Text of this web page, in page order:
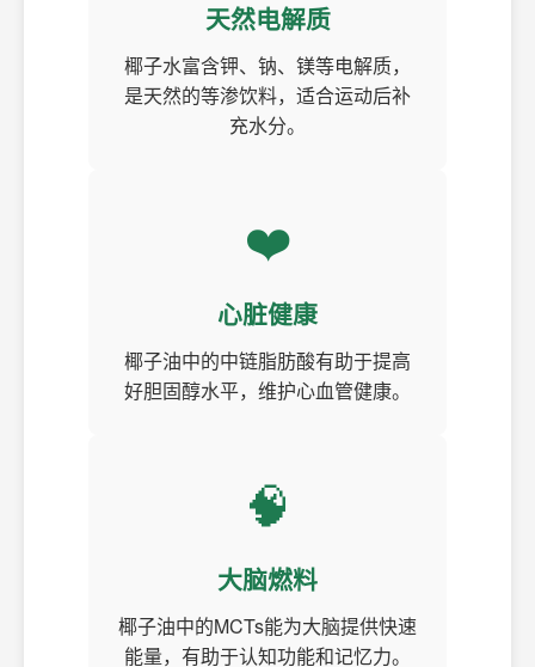
天然电解质
椰子水富含钾、钠、镁等电解质，
是天然的等渗饮料，适合运动后补
充水分。
❤️
心脏健康
椰子油中的中链脂肪酸有助于提高
好胆固醇水平，维护心血管健康。
🧠
大脑燃料
椰子油中的MCTs能为大脑提供快速
能量，有助于认知功能和记忆力。